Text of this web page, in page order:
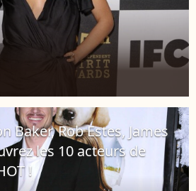
Baker, Rob Estes, James
les 10 acteurs de
!